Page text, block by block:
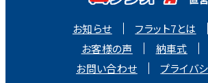
お知らせ フラット7とは
お客様の声
納車式
お問い合わせ
プライバ